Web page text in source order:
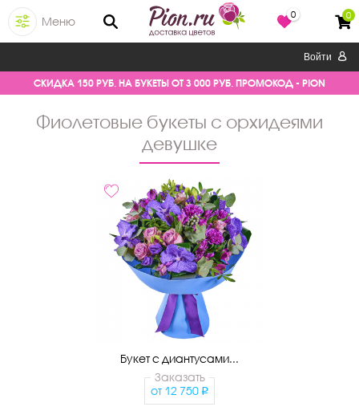
Меню
0 0
Войти
СКИДКА 150 РУБ. НА БУКЕТЫ ОТ 3 000 РУБ. ПРОМОКОД - PION
фиолетовые букеты с орхидеями
девушке
Букет с диантусами...
Заказать
от 12 750